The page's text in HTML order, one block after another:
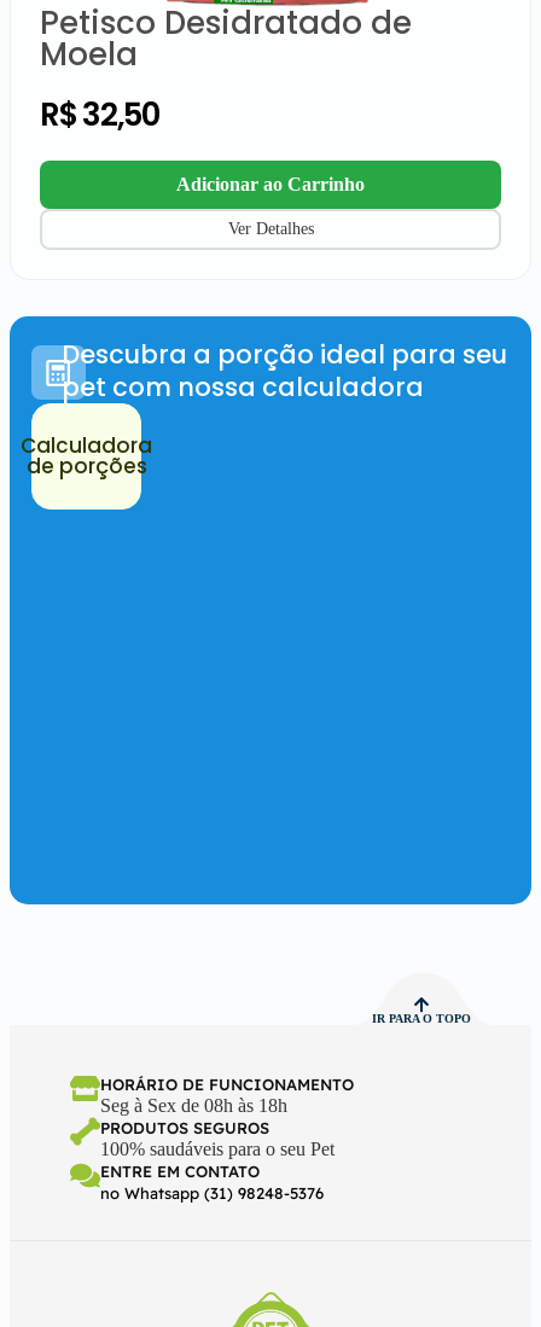
Petisco Desidratado de
Moela
R$32,50
Adicionar ao Carrinho
Ver Detalhes
Descubra a porção ideal para seu
pet com nossa calculadora
Calculadora
de porções
IR PARA O TOPO
HORÁRIO DE FUNCIONAMENTO
Seg à Sex de 08h às 18h
PRODUTOS SEGUROS
100% saudáveis para o seu Pet
ENTRE EM CONTATO
no Whatsapp (31) 98248-5376